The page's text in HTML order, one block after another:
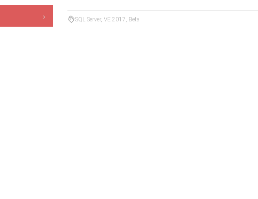
SQL Server, VE 2017, Beta